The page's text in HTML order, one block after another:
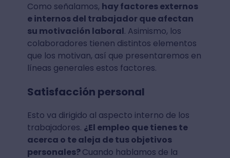
Como señalamos, hay factores externos
e internos del trabajador que afectan
su motivación laboral. Asimismo, los
colaboradores tienen distintos elementos
que los motivan, así que presentaremos en
líneas generales estos factores.
Satisfacción personal
Esto va dirigido al aspecto interno de los
trabajadores. ¿El empleo que tienes te
acerca o te aleja de tus objetivos
personales?Cuando hablamos de la